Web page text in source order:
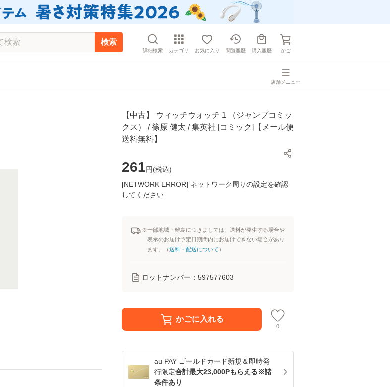
検索
詳細検索 カテゴリ お気に入り 閲覧履歴 購入履歴 かご
店舗メニュー
【中古】 ウィッチウォッチ 1 （ジャンプコミッ
クス） / 篠原 健太 / 集英社 [コミック]【メール便
送料無料】
261円(税込)
[NETWORK ERROR] ネットワーク周りの設定を確認
してください
※一部地域・離島につきましては、送料が発生する場合や
表示のお届け予定日期間内にお届けできない場合があり
ます。（送料・配送について ）
ロットナンバー： 597577603
かごに入れる
0
au PAY ゴールドカード新規＆即時発
行限定合計最大23,000Pもらえる※諸
条件あり